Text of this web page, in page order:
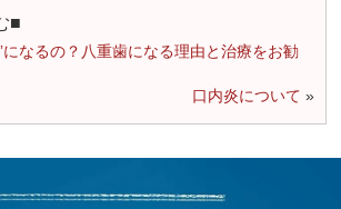
■
になるの？八重歯になる理由と治療をお勧
口内炎について »